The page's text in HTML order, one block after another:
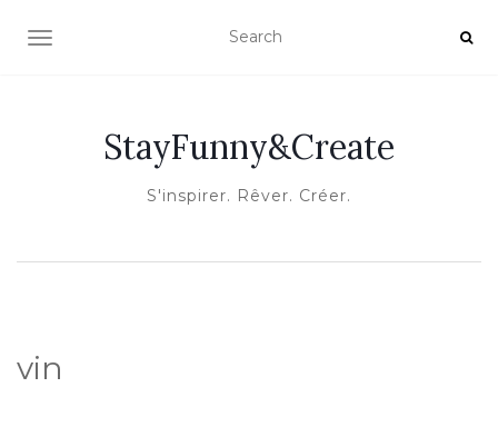
OUVRIR/FERMER LA NAVIGATION
StayFunny&Create
S'inspirer. Rêver. Créer.
vin